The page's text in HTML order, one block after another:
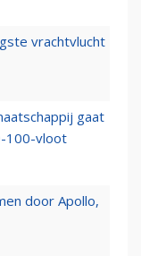
vrachtvlucht
gaat
100-vloot
door Apollo,